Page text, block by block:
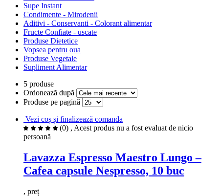
Supe Instant
Condimente - Mirodenii
Aditivi - Conservanti - Colorant alimentar
Fructe Confiate - uscate
Produse Dietetice
Vopsea pentru oua
Produse Vegetale
Supliment Alimentar
5 produse
Ordonează după
Produse pe pagină
Vezi coș și finalizează comanda
(0) , Acest produs nu a fost evaluat de nicio
persoană
Lavazza Espresso Maestro Lungo –
Cafea capsule Nespresso, 10 buc
, preț